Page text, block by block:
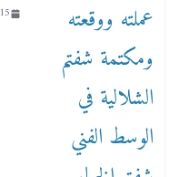
15 ديسمبر، 2023